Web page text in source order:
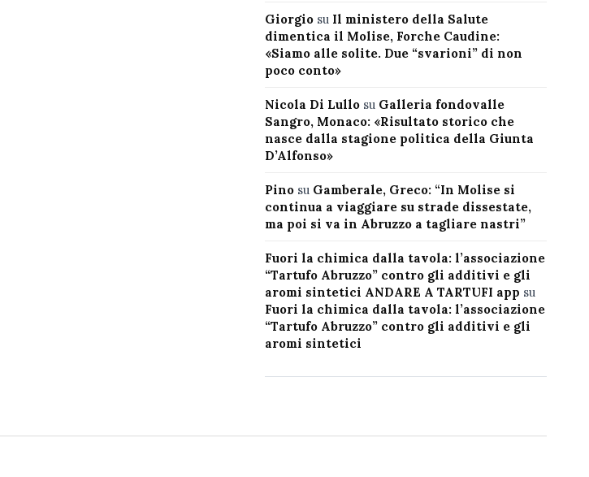
Giorgiosu Il ministero della Salute
dimentica il Molise, Forche Caudine:
«Siamo alle solite. Due “svarioni” di non
poco conto»
Nicola Di Lullosu Galleria fondovalle
Sangro, Monaco: «Risultato storico che
nasce dalla stagione politica della Giunta
D’Alfonso»
Pinosu Gamberale, Greco: “In Molise si
continua a viaggiare su strade dissestate,
ma poi si va in Abruzzo a tagliare nastri”
Fuori la chimica dalla tavola: l’associazione
“Tartufo Abruzzo” contro gli additivi e gli
aromi sintetici ANDARE A TARTUFI app su
Fuori la chimica dalla tavola: l’associazione
“Tartufo Abruzzo” contro gli additivi e gli
aromi sintetici